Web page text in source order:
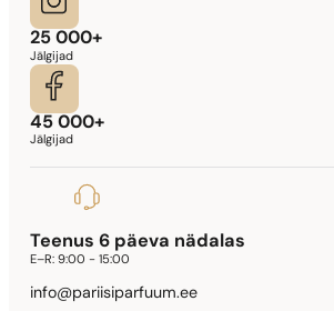
25 000+
Jälgijad
45 000+
Jälgijad
Teenus 6 päeva nädalas
E–R:9:00 - 15:00
info@pariisiparfuum.ee